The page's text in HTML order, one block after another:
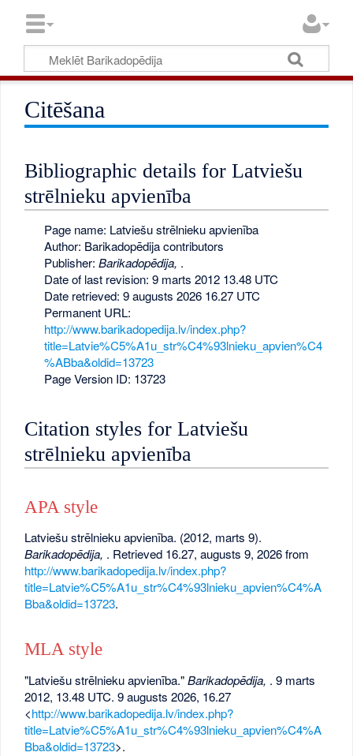
Citēšana
Bibliographic details for Latviešu
strēlnieku apvienība
Page name: Latviešu strēlnieku apvienība
Author: Barikadopēdija contributors
Publisher: Barikadopēdija, .
Date of last revision: 9 marts 2012 13.48 UTC
Date retrieved: 9 augusts 2026 16.27 UTC
Permanent URL:
http://www.barikadopedija.lv/index.php?
title=Latvie%C5%A1u_str%C4%93lnieku_apvien%C4
%ABba&oldid=13723
Page Version ID: 13723
Citation styles for Latviešu
strēlnieku apvienība
APA style
Latviešu strēlnieku apvienība. (2012, marts 9).
Barikadopēdija, . Retrieved 16.27, augusts 9, 2026 from
http://www.barikadopedija.lv/index.php?
title=Latvie%C5%A1u_str%C4%93lnieku_apvien%C4%A
Bba&oldid=13723.
MLA style
"Latviešu strēlnieku apvienība."Barikadopēdija, . 9 marts
2012, 13.48 UTC. 9 augusts 2026, 16.27
<http://www.barikadopedija.lv/index.php?
title=Latvie%C5%A1u_str%C4%93lnieku_apvien%C4%A
Bba&oldid=13723>.